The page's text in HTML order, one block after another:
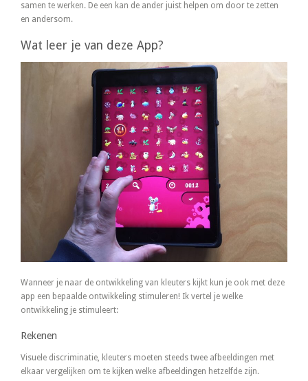
samen te werken. De een kan de ander juist helpen om door te zetten
en andersom.
Wat leer je van deze App?
Wanneer je naar de ontwikkeling van kleuters kijkt kun je ook met deze
app een bepaalde ontwikkeling stimuleren! Ik vertel je welke
ontwikkeling je stimuleert:
Rekenen
Visuele discriminatie, kleuters moeten steeds twee afbeeldingen met
elkaar vergelijken om te kijken welke afbeeldingen hetzelfde zijn.